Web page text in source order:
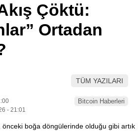
TikTok
Çöktü:
Ortadan
TÜM YAZILARI
- 21:01
Bitcoin Haberleri